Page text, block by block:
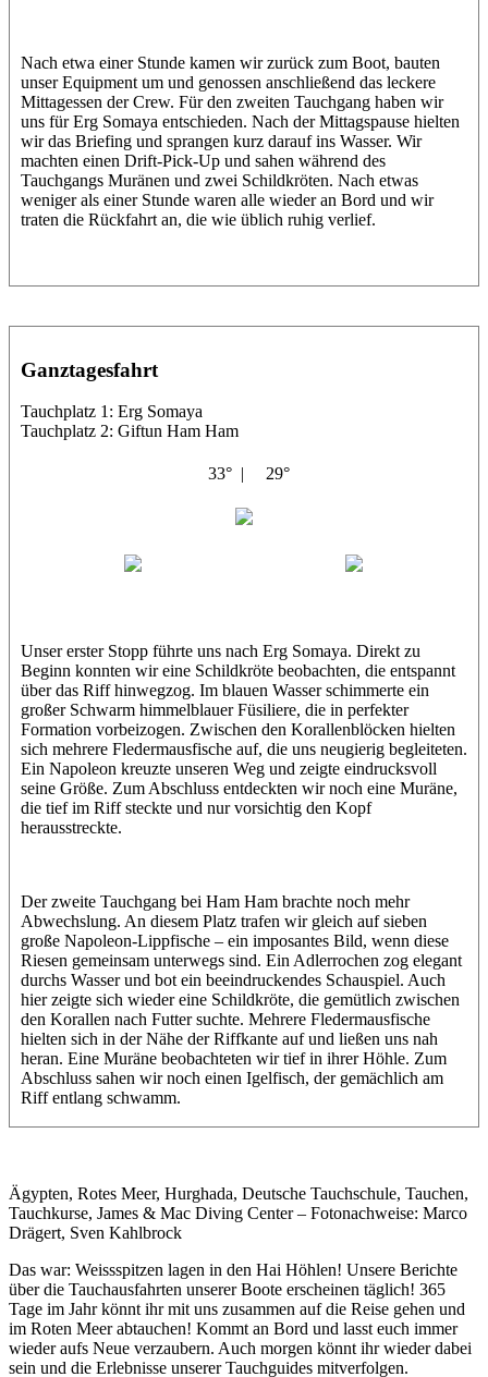
Nach etwa einer Stunde kamen wir zurück zum Boot, bauten
unser Equipment um und genossen anschließend das leckere
Mittagessen der Crew. Für den zweiten Tauchgang haben wir
uns für Erg Somaya entschieden. Nach der Mittagspause hielten
wir das Briefing und sprangen kurz darauf ins Wasser. Wir
machten einen Drift-Pick-Up und sahen während des
Tauchgangs Muränen und zwei Schildkröten. Nach etwas
weniger als einer Stunde waren alle wieder an Bord und wir
traten die Rückfahrt an, die wie üblich ruhig verlief.
Ganztagesfahrt
Tauchplatz 1: Erg Somaya
Tauchplatz 2: Giftun Ham Ham
33° | 29°
Unser erster Stopp führte uns nach Erg Somaya. Direkt zu
Beginn konnten wir eine Schildkröte beobachten, die entspannt
über das Riff hinwegzog. Im blauen Wasser schimmerte ein
großer Schwarm himmelblauer Füsiliere, die in perfekter
Formation vorbeizogen. Zwischen den Korallenblöcken hielten
sich mehrere Fledermausfische auf, die uns neugierig begleiteten.
Ein Napoleon kreuzte unseren Weg und zeigte eindrucksvoll
seine Größe. Zum Abschluss entdeckten wir noch eine Muräne,
die tief im Riff steckte und nur vorsichtig den Kopf
herausstreckte.
Der zweite Tauchgang bei Ham Ham brachte noch mehr
Abwechslung. An diesem Platz trafen wir gleich auf sieben
große Napoleon-Lippfische – ein imposantes Bild, wenn diese
Riesen gemeinsam unterwegs sind. Ein Adlerrochen zog elegant
durchs Wasser und bot ein beeindruckendes Schauspiel. Auch
hier zeigte sich wieder eine Schildkröte, die gemütlich zwischen
den Korallen nach Futter suchte. Mehrere Fledermausfische
hielten sich in der Nähe der Riffkante auf und ließen uns nah
heran. Eine Muräne beobachteten wir tief in ihrer Höhle. Zum
Abschluss sahen wir noch einen Igelfisch, der gemächlich am
Riff entlang schwamm.
Ägypten, Rotes Meer, Hurghada, Deutsche Tauchschule, Tauchen,
Tauchkurse, James & Mac Diving Center – Fotonachweise: Marco
Drägert, Sven Kahlbrock
Das war: Weissspitzen lagen in den Hai Höhlen! Unsere Berichte
über die Tauchausfahrten unserer Boote erscheinen täglich! 365
Tage im Jahr könnt ihr mit uns zusammen auf die Reise gehen und
im Roten Meer abtauchen! Kommt an Bord und lasst euch immer
wieder aufs Neue verzaubern. Auch morgen könnt ihr wieder dabei
sein und die Erlebnisse unserer Tauchguides mitverfolgen.